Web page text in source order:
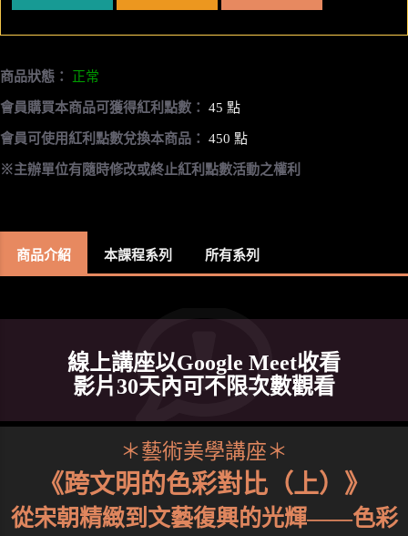
商品狀態： 正常
會員購買本商品可獲得紅利點數： 45 點
會員可使用紅利點數兌換本商品： 450 點
※主辦單位有隨時修改或終止紅利點數活動之權利
商品介紹 本課程系列 所有系列
線上講座以Google Meet收看
影片30天內可不限次數觀看
＊藝術美學講座＊
《跨文明的色彩對比（上）》
從宋朝精緻到文藝復興的光輝——色彩